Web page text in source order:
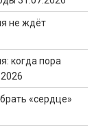
не ждёт
когда пора
«сердце»